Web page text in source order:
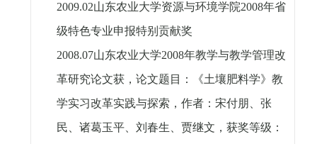
2009.02山东农业大学资源与环境学院2008年省
级特色专业申报特别贡献奖
2008.07山东农业大学2008年教学与教学管理改
革研究论文获，论文题目：《土壤肥料学》教
学实习改革实践与探索，作者：宋付朋、张
民、诸葛玉平、刘春生、贾继文，获奖等级：